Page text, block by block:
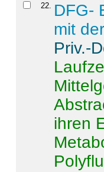
22
DFG-
mit
Priv.-
ihren